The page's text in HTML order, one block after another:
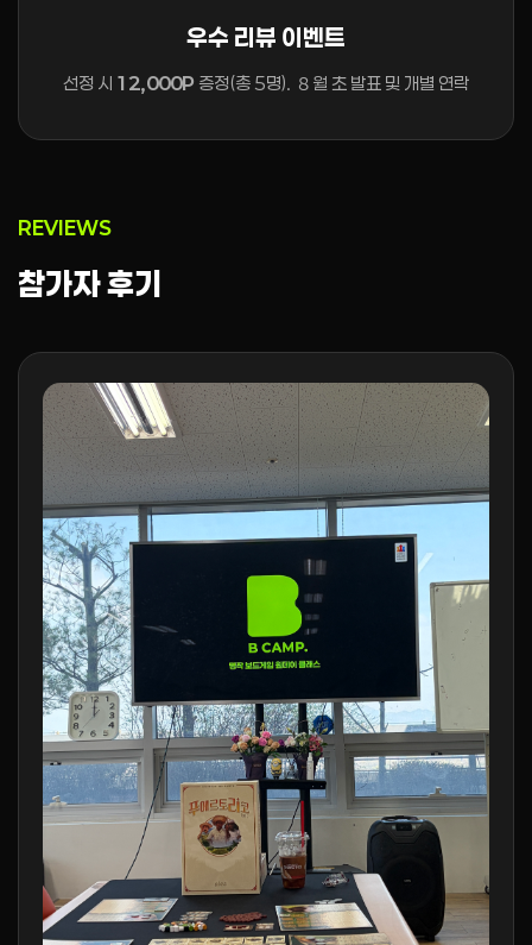
우수 리뷰 이벤트
선정 시 12,000P 증정(총 5명). ８월 초 발표 및 개별 연락
REVIEWS
참가자 후기